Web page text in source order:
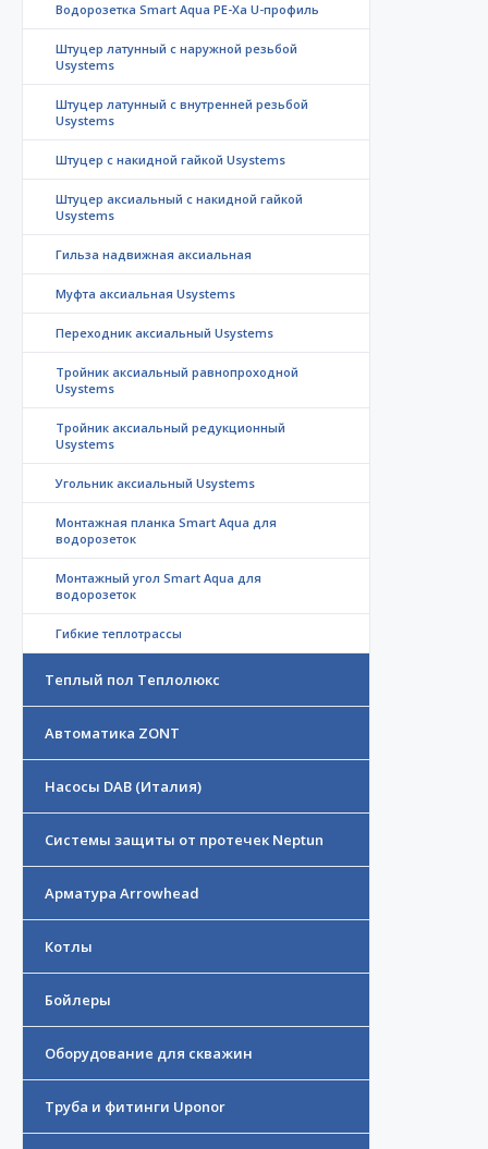
Водорозетка Smart Aqua PE-Xa U-профиль
Штуцер латунный с наружной резьбой
Usystems
Штуцер латунный с внутренней резьбой
Usystems
Штуцер с накидной гайкой Usystems
Штуцер аксиальный с накидной гайкой
Usystems
Гильза надвижная аксиальная
Муфта аксиальная Usystems
Переходник аксиальный Usystems
Тройник аксиальный равнопроходной
Usystems
Тройник аксиальный редукционный
Usystems
Угольник аксиальный Usystems
Монтажная планка Smart Aqua для
водорозеток
Монтажный угол Smart Aqua для
водорозеток
Гибкие теплотрассы
Теплый пол Теплолюкс
Автоматика ZONT
Насосы DAB (Италия)
Системы защиты от протечек Neptun
Арматура Arrowhead
Котлы
Бойлеры
Оборудование для скважин
Труба и фитинги Uponor